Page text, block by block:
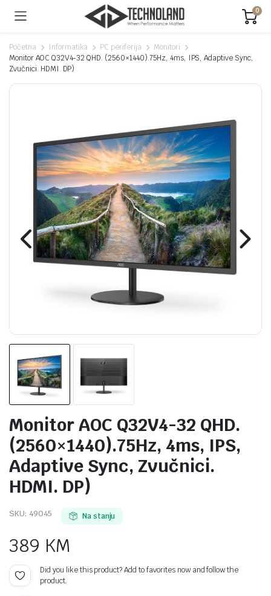
0
Početna Informatika PC periferija
Monitori
Monitor AOC Q32V4-32 QHD. (2560×1440).75Hz, 4ms, IPS, Adaptive Sync,
Zvučnici. HDMI. DP)
Monitor AOC Q32V4-32 QHD.
(2560×1440).75Hz, 4ms, IPS,
Adaptive Sync, Zvučnici.
HDMI. DP)
SKU: 49045 Na stanju
389 KM
Did you like this product? Add to favorites now and follow the
product.